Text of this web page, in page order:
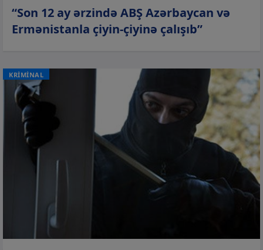
“Son 12 ay ərzində ABŞ Azərbaycan və
Ermənistanla çiyin-çiyinə çalışıb”
KRİMİNAL